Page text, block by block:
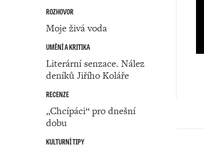
ROZHOVOR
Moje živá voda
UMĚNÍ A KRITIKA
Literární senzace. Nález
deníků Jiřího Koláře
RECENZE
„Chcípáci“ pro dnešní
dobu
KULTURNÍ TIPY